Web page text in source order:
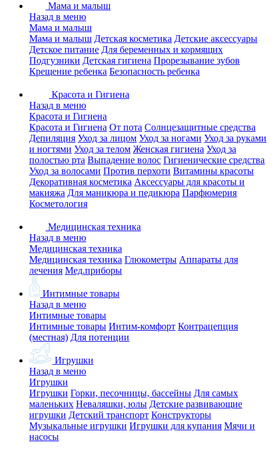
Мама и малыш
Назад в меню
Мама и малыш
Мама и малыш Детская косметика Детские аксессуары
Детское питание Для беременных и кормящих
Подгузники Детская гигиена Прорезывание зубов
Крещение ребенка Безопасность ребенка
Красота и Гигиена
Назад в меню
Красота и Гигиена
Красота и Гигиена От пота Солнцезащитные средства
Депиляция Уход за лицом Уход за ногами Уход за руками
и ногтями Уход за телом Женская гигиена Уход за
полостью рта Выпадение волос Гигиенические средства
Уход за волосами Против перхоти Витамины красоты
Декоративная косметика Аксессуары для красоты и
макияжа Для маникюра и педикюра Парфюмерия
Косметология
Медицинская техника
Назад в меню
Медицинская техника
Медицинская техника Глюкометры Аппараты для
лечения Мед.приборы
Интимные товары
Назад в меню
Интимные товары
Интимные товары Интим-комфорт Контрацепция
(местная) Для потенции
Игрушки
Назад в меню
Игрушки
Игрушки Горки, песочницы, бассейны Для самых
маленьких Неваляшки, юлы Детские развивающие
игрушки Детский транспорт Конструкторы
Музыкальные игрушки Игрушки для купания Мячи и
насосы